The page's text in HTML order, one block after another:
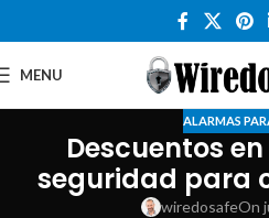
MENU
ALARMAS
Descuentos
seguridad para
wiredosafeOn